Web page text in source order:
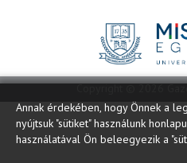
Annak érdekében, hogy Önnek a
nyújtsuk "sütiket" használunk
használatával Ön beleegyezik a
Copyright © 2026